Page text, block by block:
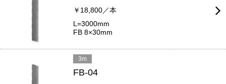
￥18,800／本
L=3000mm
FB 8×30mm
3m
FB-04